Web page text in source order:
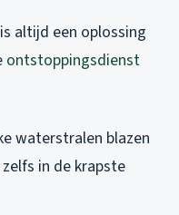
altijd een oplossing
ontstoppingsdienst
waterstralen blazen
in de krapste